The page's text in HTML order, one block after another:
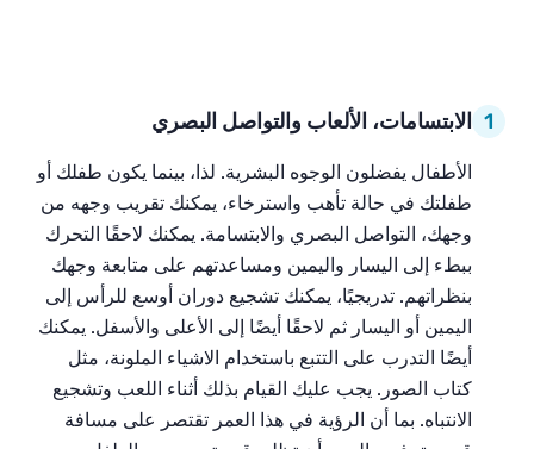
a
1 الابتسامات، الألعاب والتواصل البصري
الأطفال يفضلون الوجوه البشرية. لذا، بينما يكون طفلك أو
طفلتك في حالة تأهب واسترخاء، يمكنك تقريب وجهه من
وجهك، التواصل البصري والابتسامة. يمكنك لاحقًا التحرك
ببطء إلى اليسار واليمين ومساعدتهم على متابعة وجهك
بنظراتهم. تدريجيًا، يمكنك تشجيع دوران أوسع للرأس إلى
اليمين أو اليسار ثم لاحقًا أيضًا إلى الأعلى والأسفل. يمكنك
أيضًا التدرب على التتبع باستخدام الاشياء الملونة، مثل
كتاب الصور. يجب عليك القيام بذلك أثناء اللعب وتشجيع
الانتباه. بما أن الرؤية في هذا العمر تقتصر على مسافة